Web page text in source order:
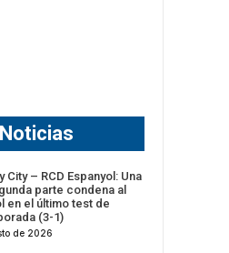
City – RCD Espanyol: Una
parte condena al
en el último test de
(3-1)
de 2026